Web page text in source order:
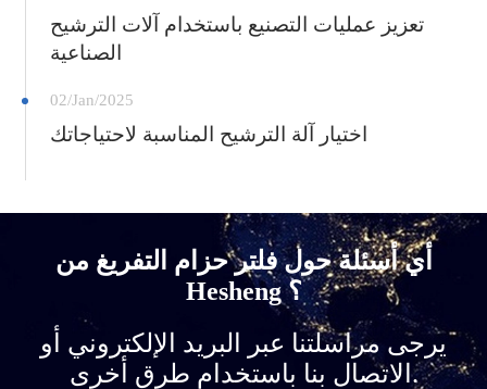
تعزيز عمليات التصنيع باستخدام آلات الترشيح
الصناعية
02/Jan/2025
اختيار آلة الترشيح المناسبة لاحتياجاتك
أي أسئلة حول فلتر حزام التفريغ من
Hesheng ؟
يرجى مراسلتنا عبر البريد الإلكتروني أو
الاتصال بنا باستخدام طرق أخرى.